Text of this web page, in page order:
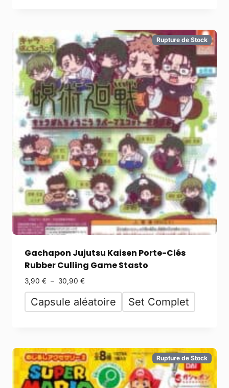
Rupture de Stock
Gachapon Jujutsu Kaisen Porte-Clés
Rubber Culling Game Stasto
3,90 € – 30,90 €
Capsule aléatoire Set Complet
Rupture de Stock